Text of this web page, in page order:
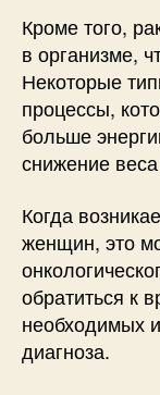
Кроме того,
в организме,
Некоторые
процессы,
больше
снижение
Когда
женщин, это
обратиться к
необходимых
диагноза.